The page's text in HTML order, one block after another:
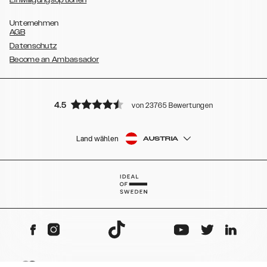
Unternehmen
AGB
Datenschutz
Become an Ambassador
4.5 von 23765 Bewertungen
Land wählen AUSTRIA